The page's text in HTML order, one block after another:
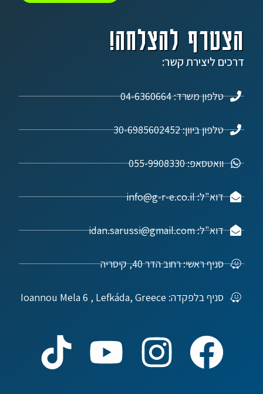
הצטרף להצלחה!
דרכים ליצירת קשר:
טלפון משרד: 04-6360664
טלפון ביוון: 30-6985602452
וואטסאפ: 055-9908330
דוא"ל: info@g-r-e.co.il
דוא"ל: idan.sarussi@gmail.com
סניף ראשי: רחוב הדר 40, קיסריה
סניף בלפקדה: Ioannou Mela 6 , Lefkáda, Greece